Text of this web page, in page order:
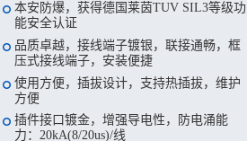
液晶在线显示实时工作状态
配置组态接口，热电阻、热电偶组态便捷
前端翻盖设计，可自行贴装测控位号
技术领先，采用PCB平面变压器
性能卓越，领先的低功耗设计
输入、输出、电源不同颜色端子进行区
分，防错接
本安防爆：获得德国莱茵TUV功能安全认
证SIL和ATEX认证
技术领先：采用PCB平面变压器
技术创新：采用电源总线供电，兼容RS485
通讯
设计新颖：12.5mm超薄外观，节省45％机
柜安装空间
本安防爆，获得德国莱茵TUV SIL3等级功
能安全认证
品质卓越，接线端子镀银，联接通畅，框
压式接线端子，安装便捷
使用方便，插拔设计，支持热插拔，维护
方便
插件接口镀金，增强导电性，防电涌能
力：20kA(8/20us)/线
SIS系统安全继电器
冗余回路设计
继电器触点离线校验
失效安全技术
触点熔接保护
机械系统安全继电器
技术领先，采用PCB平面变压器
性能卓越，领先的低功耗设计，发热量更
低
技术创新，采用电源总线供电，兼RS485通
讯
设计新颖，12.5mm超薄设计，节省45%安
装空间
丰富的产品品种，既有基于RS-422/RS-485
总线的模块，也有基于以太网的模块
内置双看门狗，数据采集&控制模块内置双
看门狗，防止通讯中断，防止模块死机，
提高系统可靠性
灵活的组网方案，借助可编程或非可编程
通讯接口转换模块或控制器，轻松构成任
何形式网络结构
将信号控制单元与采样测量单元分体式安
装，克服高温烟气的粉尘、高温和酸性腐
蚀问题，可以在线长期稳定的测量高温中
的烟气水分
采用国外新一代传感器，测量精度更高
具有自动校准功能，可极大地减少露点测
量干燥端可能出现的偏离现象
传感器加热功能，可提高传感器在高湿度
支持多种工业控制现场总线协议，支持
RS485、RS422、RS232、ControlNet、
DeviceNet、Modbus、ProfiBus、GE Genius
和S908 RIO等协议
光纤最远通信距离可达60km
电接口具备1500V电压隔离以及600W浪涌
保护功能
采用DC9-30V宽电源输入，双电源冗余，
串口特性：支持1200-57600bps波特率、奇
偶校验；1或2个停止位等
从机响应等待时间30-200ms可选
主机命令发送延迟时间1-100ms可选
通过串口调试助手软件修改串口参数
从机端口硬件：RS485或RS232（二选一）
应用场景：工业现场总线使用两路主机同
PH系列智能温度变送器，可以广泛应用于
石油、化工、电力、冶金等行业。
主要特点：
· 优异的性能：高精度、低温度漂移
· 灵活性：
支持多种热电阻、热电偶传感器
热电阻支持二、三、四线制接线方式
热电偶支持冷端补偿功能